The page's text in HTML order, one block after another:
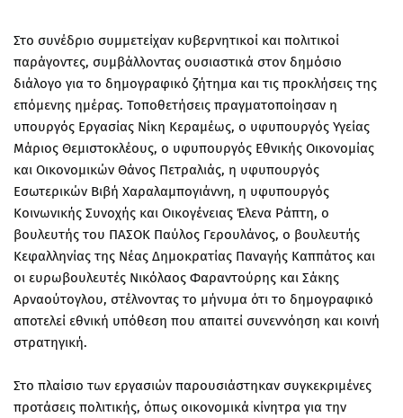
Στο συνέδριο συμμετείχαν κυβερνητικοί και πολιτικοί
παράγοντες, συμβάλλοντας ουσιαστικά στον δημόσιο
διάλογο για το δημογραφικό ζήτημα και τις προκλήσεις της
επόμενης ημέρας. Τοποθετήσεις πραγματοποίησαν η
υπουργός Εργασίας Νίκη Κεραμέως, ο υφυπουργός Υγείας
Μάριος Θεμιστοκλέους, ο υφυπουργός Εθνικής Οικονομίας
και Οικονομικών Θάνος Πετραλιάς, η υφυπουργός
Εσωτερικών Βιβή Χαραλαμπογιάννη, η υφυπουργός
Κοινωνικής Συνοχής και Οικογένειας Έλενα Ράπτη, ο
βουλευτής του ΠΑΣΟΚ Παύλος Γερουλάνος, ο βουλευτής
Κεφαλληνίας της Νέας Δημοκρατίας Παναγής Καππάτος και
οι ευρωβουλευτές Νικόλαος Φαραντούρης και Σάκης
Αρναούτογλου, στέλνοντας το μήνυμα ότι το δημογραφικό
αποτελεί εθνική υπόθεση που απαιτεί συνεννόηση και κοινή
στρατηγική.
Στο πλαίσιο των εργασιών παρουσιάστηκαν συγκεκριμένες
προτάσεις πολιτικής, όπως οικονομικά κίνητρα για την